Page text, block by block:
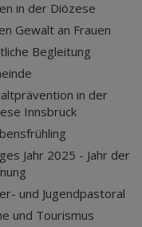
in der Diözese
Gewalt an Frauen
Begleitung
in der
Innsbruck
Jahr 2025 - Jahr der
und Jugendpastoral
und Tourismus